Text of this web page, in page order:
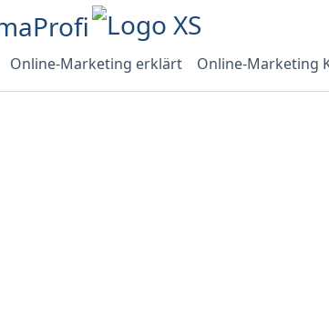
Online-Marketing erklärt Online-Marketing